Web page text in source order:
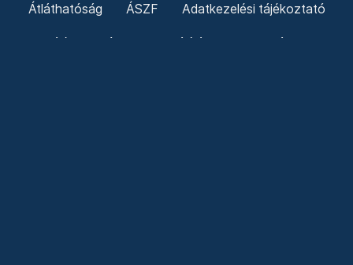
Átláthatóság ÁSZF Adatkezelési tájékoztató
Sütitájékoztató Süti beállítások Szabályzatok